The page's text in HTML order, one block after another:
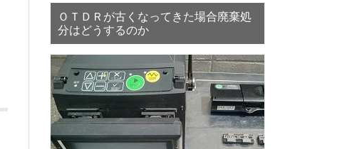
ＯＴＤＲが古くなってきた場合廃棄処
分はどうするのか